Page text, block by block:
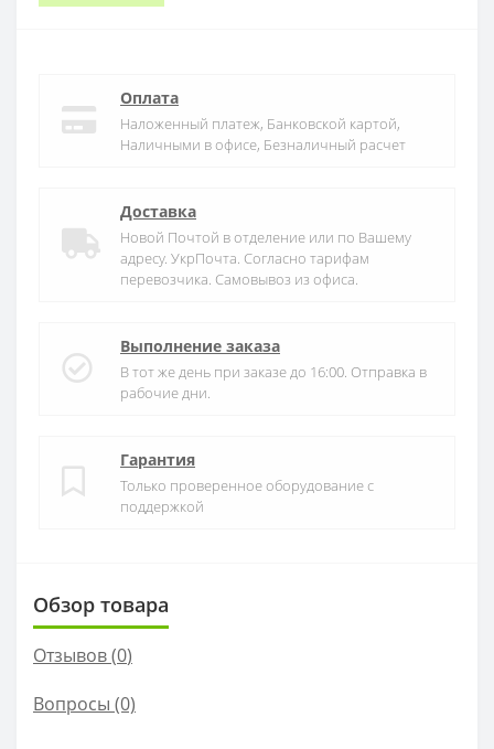
Оплата
Наложенный платеж, Банковской картой,
Наличными в офисе, Безналичный расчет
Доставка
Новой Почтой в отделение или по Вашему
адресу. УкрПочта. Согласно тарифам
перевозчика. Самовывоз из офиса.
Выполнение заказа
В тот же день при заказе до 16:00. Отправка в
рабочие дни.
Гарантия
Только проверенное оборудование с
поддержкой
Обзор товара
Отзывов (0)
Вопросы (0)